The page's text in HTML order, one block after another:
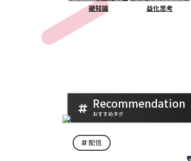
礎知識
益化思考
Recommendation
おすすめタグ
配信